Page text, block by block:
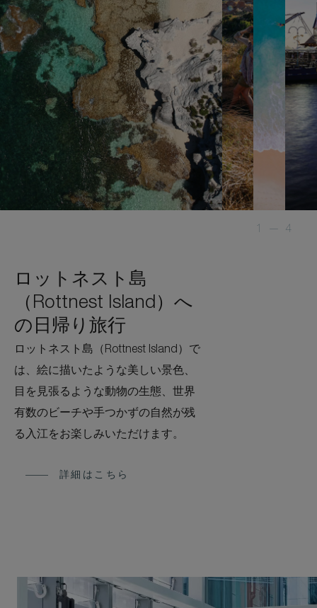
1 — 4
ロットネスト島
（Rottnest Island）へ
の日帰り旅行
ロットネスト島（Rottnest Island）で
は、絵に描いたような美しい景色、
目を見張るような動物の生態、世界
有数のビーチや手つかずの自然が残
る入江をお楽しみいただけます。
詳細はこちら